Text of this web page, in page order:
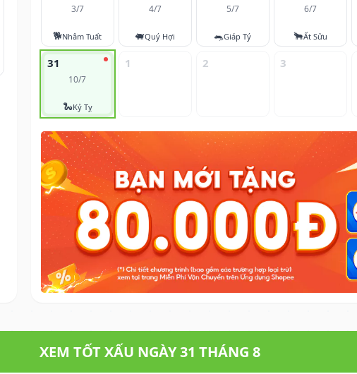
3/7
🐕Nhâm Tuất
4/7
🐖Quý Hợi
5/7
🐀Giáp Tý
6/7
🐂Ất Sửu
31
10/7
🐍Kỷ Tỵ
1 2 3
XEM TỐT XẤU NGÀY 31 THÁNG 8